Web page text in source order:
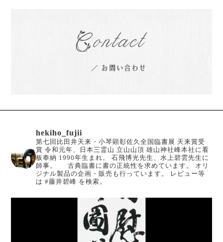
hekiho_fujii
第七回比田井天来・小琴顕彰佐久全国臨書展 天来賞受
賞 令和元年、日本三霊山 立山山頂 雄山神社峰本社に看
板奉納 1990年生まれ。
石飛博光先生、水上碧雲先生に
師事。
古典臨書に書の正統性を求めています。
オリ
ジナル製品の企画・販売も行っています。
レビュー等
は #藤井碧峰 を検索。